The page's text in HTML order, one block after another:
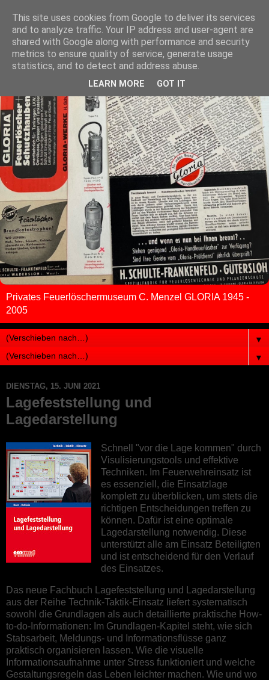
Privates Feuerlöschermuseum C. Menzel GLORIA 1945 -
2005
▼
▼
DIENSTAG, 15. JUNI 2021
Lagefeststellung und
Lagedarstellung
Schnell "vor die Lage kommen" durch
Visulisierungstools und effektive
Techniken. Im Feuerwehreinsatz ist
es essenziell, die Einsatzlage
komplett zu überblicken, um stets die
richtigen Entscheidungen treffen zu
können. Dafür ist eine optimale
Lagedarstellung notwendig. Diese
unterstützt alle am Einsatz Beteiligten
und ist entscheidend für den Verlauf
des Einsatzes.
Das neue Fachbuch Lagefeststellung und Lagedarstellung
aus der Reihe Technik-Taktik-Einsatz liefert systematisch
sowohl die Grundlagen als auch detaillierte praktische How-
to-do-Informationen: Im Grundlagen-Kapitel steht, wie sich
Stabsarbeit, Meldungs- und Informationsflüsse ganz
praktisch organisieren lassen. Wie die visuelle
Informationsaufnahme unter Stress funktioniert und welche
Gestaltungsregeln das Leben leichter machen. Wie und wo
This site uses cookies from Google to deliver its services
and to analyze traffic. Your IP address and user-agent are
shared with Google along with performance and security
metrics to ensure quality of service, generate usage
statistics, and to detect and address abuse.
LEARN MORE GOT IT